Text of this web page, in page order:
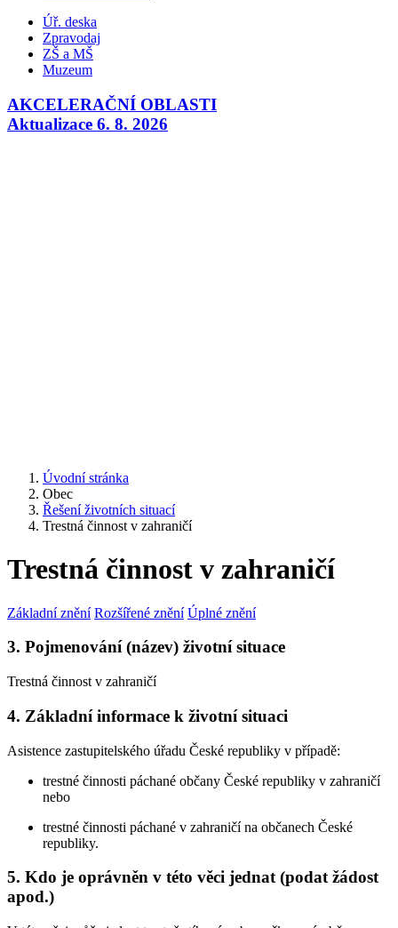
Úř. deska
Zpravodaj
ZŠ a MŠ
Muzeum
AKCELERAČNÍ OBLASTI
Aktualizace 6. 8. 2026
Úvodní stránka
Obec
Řešení životních situací
Trestná činnost v zahraničí
Trestná činnost v zahraničí
Základní znění Rozšířené znění Úplné znění
3. Pojmenování (název) životní situace
Trestná činnost v zahraničí
4. Základní informace k životní situaci
Asistence zastupitelského úřadu České republiky v případě:
trestné činnosti páchané občany České republiky v zahraničí
nebo
trestné činnosti páchané v zahraničí na občanech České
republiky.
5. Kdo je oprávněn v této věci jednat (podat žádost
apod.)